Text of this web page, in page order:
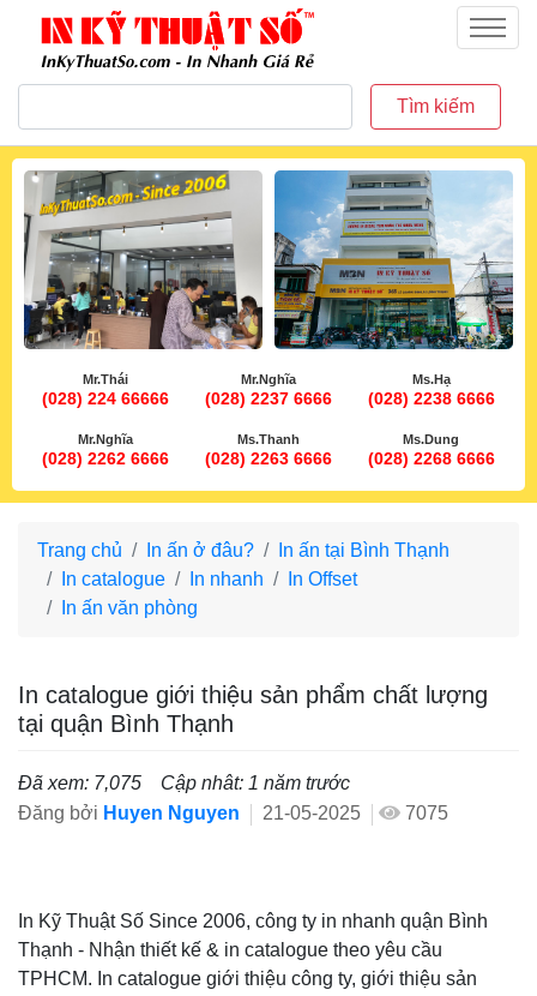
inkythuatso.com
Menu
Tìm kiếm
Mr.Thái
(028) 224 66666
Mr.Nghĩa
(028) 2237 6666
Ms.Hạ
(028) 2238 6666
Mr.Nghĩa
(028) 2262 6666
Ms.Thanh
(028) 2263 6666
Ms.Dung
(028) 2268 6666
Trang chủ In ấn ở đâu?
In ấn tại Bình Thạnh
In catalogue
In nhanh
In Offset
In ấn văn phòng
In catalogue giới thiệu sản phẩm chất lượng
tại quận Bình Thạnh
Đã xem: 7,075
Cập nhât: 1 năm trước
Đăng bởi Huyen Nguyen 21-05-2025 7075
In Kỹ Thuật Số Since 2006, công ty in nhanh quận Bình
Thạnh - Nhận thiết kế & in catalogue theo yêu cầu
TPHCM. In catalogue giới thiệu công ty, giới thiệu sản